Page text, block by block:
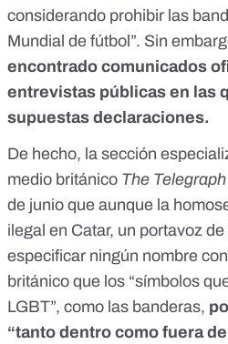
considerando prohibir las
Mundial de fútbol”. Sin
encontrado comunicados
entrevistas públicas en las
supuestas declaraciones.
De hecho, la sección
medio británico The Telegraph
de junio que aunque la
ilegal en Catar, un portavoz
especificar ningún nombre
británico que los “símbolos
LGBT”, como las banderas,
“tanto dentro como fuera